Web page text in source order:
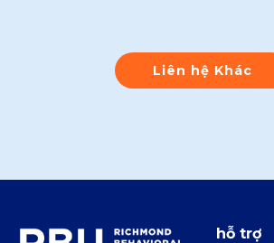
Liên hệ Khác
hỗ trợ